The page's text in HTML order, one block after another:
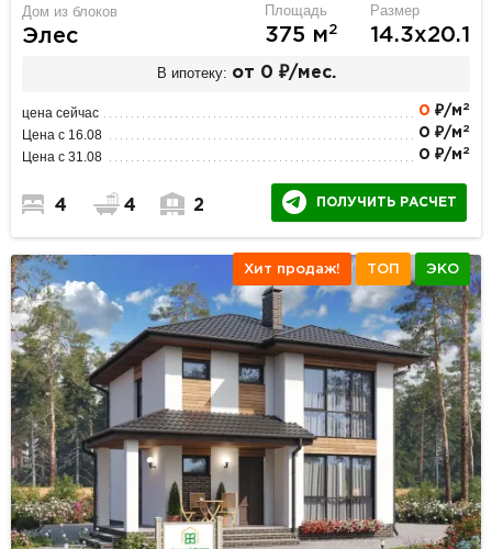
Дом из блоков
Элес
Площадь
375 м2
Размер
14.3х20.1
В ипотеку: от 0 ₽/мес.
цена сейчас 0 ₽/м 2
Цена с 16.08 0 ₽/м 2
Цена с 31.08 0 ₽/м 2
4 4 2 ПОЛУЧИТЬ РАСЧЕТ
Хит продаж! ТОП ЭКО